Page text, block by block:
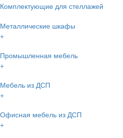
Комплектующие для стеллажей
Металлические шкафы
+
Промышленная мебель
+
Мебель из ДСП
+
Офисная мебель из ДСП
+